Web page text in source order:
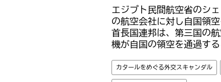
エジプト民間航空省のシ
の航空会社に対し自国領
首長国連邦は、第三国の
機が自国の領空を通過する
カタールをめぐる外交スキャンダル